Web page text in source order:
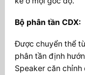
Bộ phân tần CDX:
Được chuyển thể
phân tần định
Speaker căn